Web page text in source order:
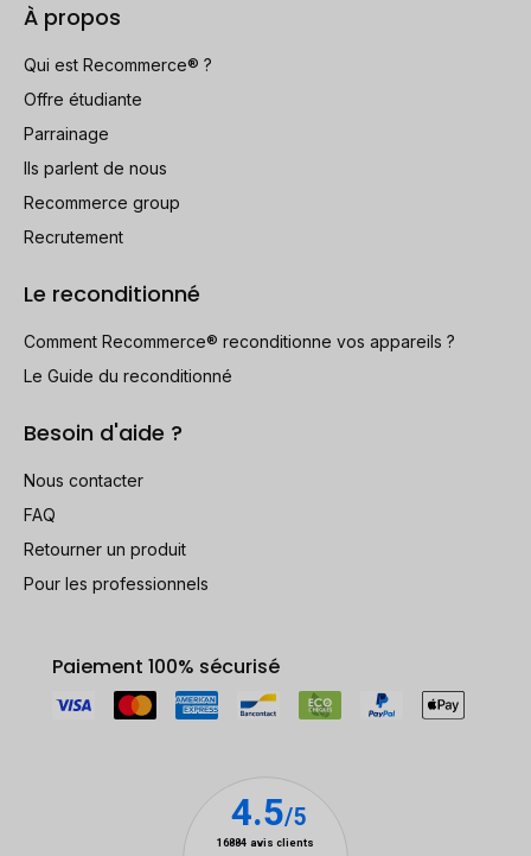
À propos
Qui est Recommerce® ?
Offre étudiante
Parrainage
Ils parlent de nous
Recommerce group
Recrutement
Le reconditionné
Comment Recommerce® reconditionne vos appareils ?
Le Guide du reconditionné
Besoin d'aide ?
Nous contacter
FAQ
Retourner un produit
Pour les professionnels
Paiement 100% sécurisé